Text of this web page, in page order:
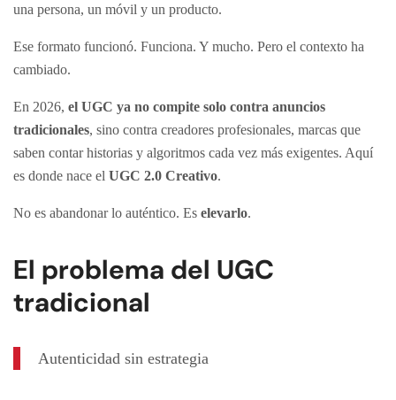
una persona, un móvil y un producto.
Ese formato funcionó. Funciona. Y mucho. Pero el contexto ha
cambiado.
En 2026, el UGC ya no compite solo contra anuncios
tradicionales, sino contra creadores profesionales, marcas que
saben contar historias y algoritmos cada vez más exigentes. Aquí
es donde nace el UGC 2.0 Creativo.
No es abandonar lo auténtico. Es elevarlo.
El problema del UGC
tradicional
Autenticidad sin estrategia